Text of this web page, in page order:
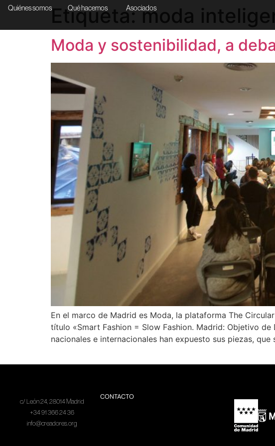
Quiénes somos Qué hacemos Asociados
Etiqueta:moda
Moda y sostenibilidad, a
En el marco de Madrid es Moda, la plataforma The
título «Smart Fashion = Slow Fashion. Madrid: Objetivo
nacionales e internacionales han expuesto sus piezas,
CONTACTO
c/ León 24, 28014 Madrid
+34 91 366 24 36
info@creadores.org